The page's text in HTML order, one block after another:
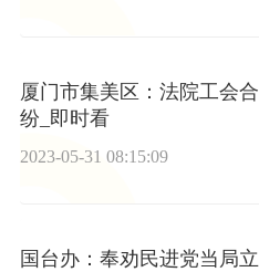
厦门市集美区：法院工会
纷_即时看
2023-05-31 08:15:09
国台办：奉劝民进党当局